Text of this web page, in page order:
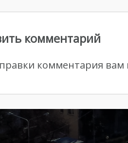
комментарий
комментария вам